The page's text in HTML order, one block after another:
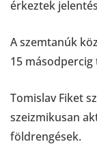
érkeztek
A szemtanúk
15
Tomislav Fiket
szeizmikusan
földrengések.